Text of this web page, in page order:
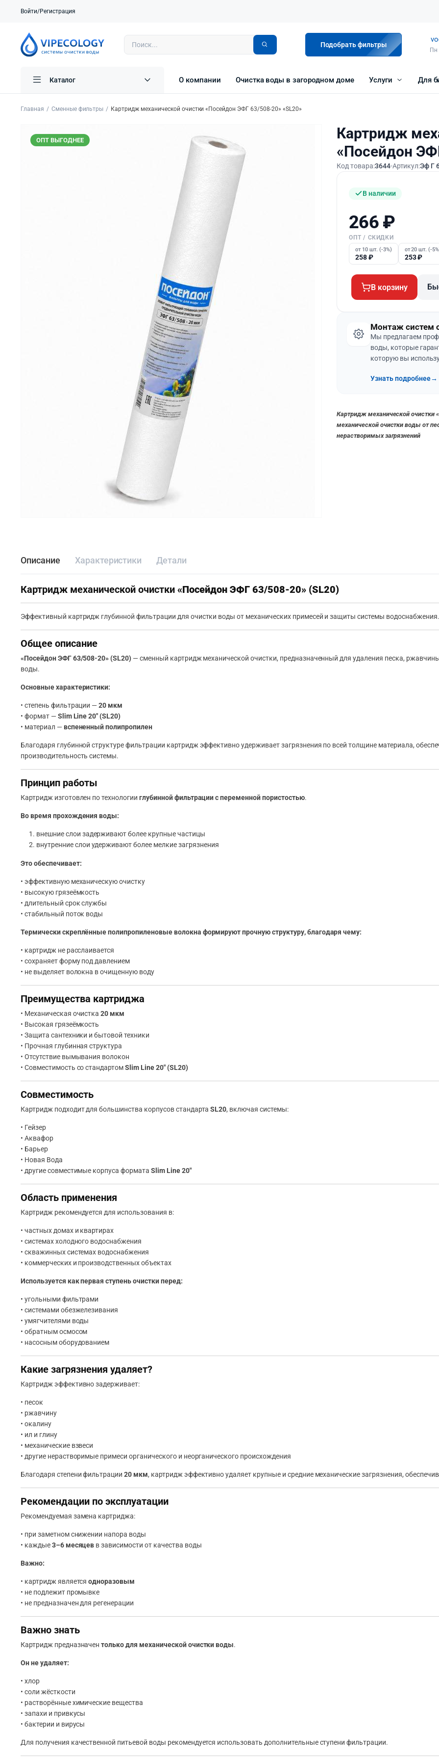
Войти/Регистрация
Подобрать фильтры
Пн
Каталог О компании Очистка воды в загородном доме Услуги Для
Главная Сменные фильтры Картридж механической очистки «Посейдон ЭФГ 63/508-20» «SL20»
ОПТ ВЫГОДНЕЕ
Картридж
«Посейдон
Код товара:3644 Артикул:Эф Г
В наличии
266 ₽
ОПТ / СКИДКИ
от 10 шт. (-3%)
258₽
от 20 шт. (-
253₽
В корзину
Монтаж систем
Мы предлагаем
воды, которые
которую вы
Узнать подробнее→
Картридж механической очистки
механической очистки воды от
нерастворимых загрязнений
Описание Характеристики Детали
Картридж механической очистки «Посейдон ЭФГ 63/508-20» (SL20)
Эффективный картридж глубинной фильтрации для очистки воды от механических примесей и защиты системы водоснабжения.
Общее описание
«Посейдон ЭФГ 63/508-20» (SL20) — сменный картридж механической очистки, предназначенный для удаления песка,
воды.
Основные характеристики:
• степень фильтрации —20 мкм
• формат —Slim Line 20″ (SL20)
• материал — вспененный полипропилен
Благодаря глубинной структуре фильтрации картридж эффективно удерживает загрязнения по всей толщине материала,
производительность системы.
Принцип работы
Картридж изготовлен по технологии глубинной фильтрации с переменной пористостью.
Во время прохождения воды:
внешние слои задерживают более крупные частицы
внутренние слои удерживают более мелкие загрязнения
Это обеспечивает:
• эффективную механическую очистку
• высокую грязеёмкость
• длительный срок службы
• стабильный поток воды
Термически скреплённые полипропиленовые волокна формируют прочную структуру, благодаря чему:
• картридж не расслаивается
• сохраняет форму под давлением
• не выделяет волокна в очищенную воду
Преимущества картриджа
• Механическая очистка20 мкм
• Высокая грязеёмкость
• Защита сантехники и бытовой техники
• Прочная глубинная структура
• Отсутствие вымывания волокон
• Совместимость со стандартомSlim Line 20″ (SL20)
Совместимость
Картридж подходит для большинства корпусов стандартаSL20, включая системы:
• Гейзер
• Аквафор
• Барьер
• Новая Вода
• другие совместимые корпуса формата Slim Line 20″
Область применения
Картридж рекомендуется для использования в:
• частных домах и квартирах
• системах холодного водоснабжения
• скважинных системах водоснабжения
• коммерческих и производственных объектах
Используется как первая ступень очистки перед:
• угольными фильтрами
• системами обезжелезивания
• умягчителями воды
• обратным осмосом
• насосным оборудованием
Какие загрязнения удаляет?
Картридж эффективно задерживает:
• песок
• ржавчину
• окалину
• ил и глину
• механические взвеси
• другие нерастворимые примеси органического и неорганического происхождения
Благодаря степени фильтрации20 мкм, картридж эффективно удаляет крупные и средние механические загрязнения,
Рекомендации по эксплуатации
Рекомендуемая замена картриджа:
• при заметном снижении напора воды
• каждые3–6 месяцев в зависимости от качества воды
Важно:
• картридж являетсяодноразовым
• не подлежит промывке
• не предназначен для регенерации
Важно знать
Картридж предназначентолько для механической очистки воды.
Он не удаляет:
• хлор
• соли жёсткости
• растворённые химические вещества
• запахи и привкусы
• бактерии и вирусы
Для получения качественной питьевой воды рекомендуется использовать дополнительные ступени фильтрации.